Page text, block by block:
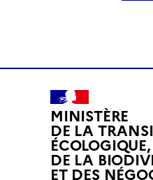
MINISTÈRE
DE LA
ÉCOLOGIQUE,
DE LA
ET DES